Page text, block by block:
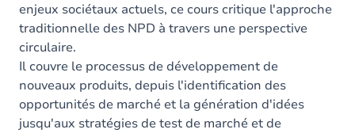
enjeux sociétaux actuels, ce cours critique l'approche
traditionnelle des NPD à travers une perspective
circulaire.
Il couvre le processus de développement de
nouveaux produits, depuis l'identification des
opportunités de marché et la génération d'idées
jusqu'aux stratégies de test de marché et de